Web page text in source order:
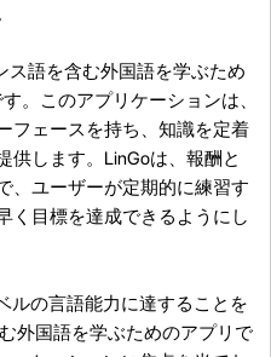
ス語を含む外国語を学ぶため
。このアプリケーションは、
フェースを持ち、知識を定着
供します。LinGoは、報酬と
、ユーザーが定期的に練習す
く目標を達成できるようにし
ルの言語能力に達することを
外国語を学ぶためのアプリで